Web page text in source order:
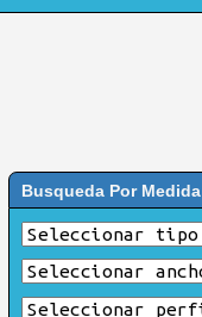
Busqueda Por Medida